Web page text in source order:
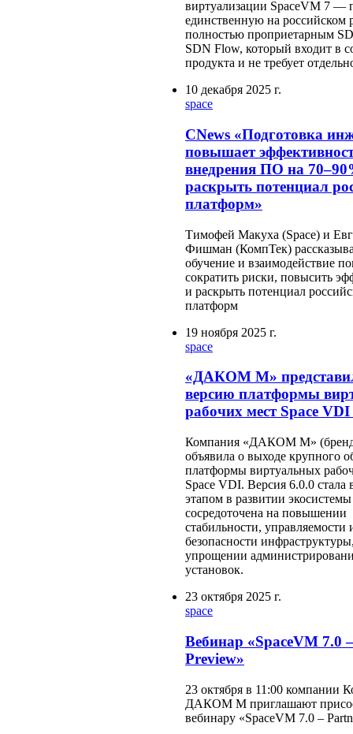
виртуализации SpaceVM 7 —
единственную на российском
полностью проприетарным
SDN Flow, который входит в
продукта и не требует
10 декабря 2025 г.
space
CNews «Подготовка
повышает
внедрения ПО на
раскрыть потенциал
платформ»
Тимофей Макуха (Space) и
Фишман (КомпТек)
обучение и взаимодействие
сократить риски, повысить
и раскрыть потенциал
платформ
19 ноября 2025 г.
space
«ДАКОМ М»
версию платформы
рабочих мест Space VDI
Компания «ДАКОМ М» (бренд
объявила о выходе крупного
платформы виртуальных
Space VDI. Версия 6.0.0
этапом в развитии
сосредоточена на повышении
стабильности, управляемости
безопасности
упрощении
установок.
23 октября 2025 г.
space
Вебинар «SpaсeVM 7.0
Preview»
23 октября в 11:00 компании
ДАКОМ М приглашают
вебинару «SpaсeVM 7.0 –